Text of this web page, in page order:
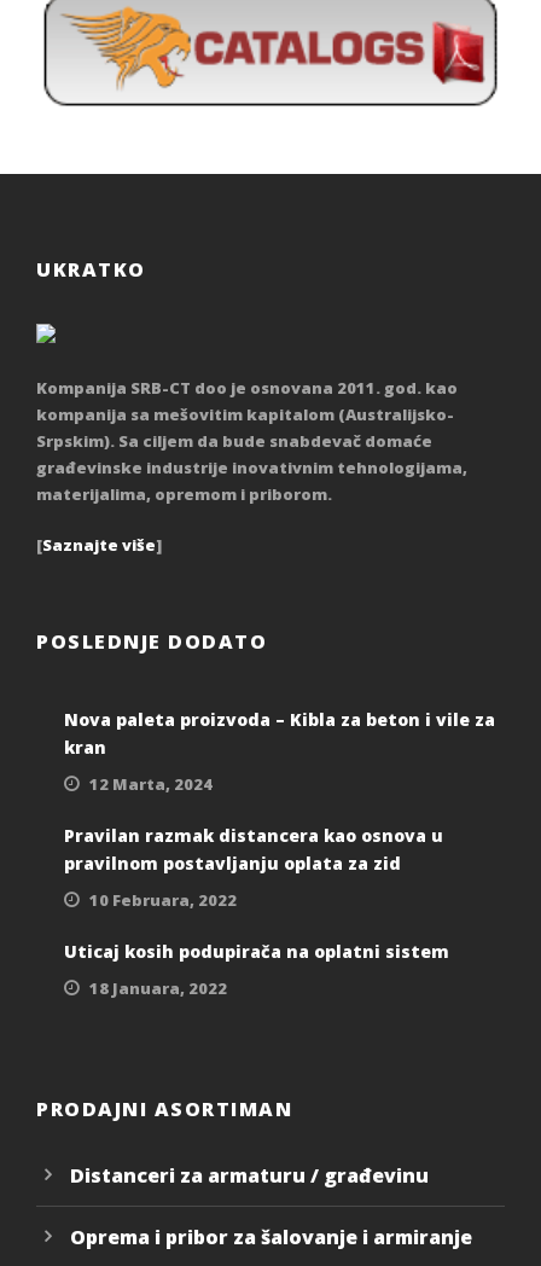
UKRATKO
Kompanija SRB-CT doo je osnovana 2011. god. kao
kompanija sa mešovitim kapitalom (Australijsko-
Srpskim). Sa ciljem da bude snabdevač domaće
građevinske industrije inovativnim tehnologijama,
materijalima, opremom i priborom.
[Saznajte više]
POSLEDNJE DODATO
Nova paleta proizvoda – Kibla za beton i vile za
kran
12 Marta, 2024
Pravilan razmak distancera kao osnova u
pravilnom postavljanju oplata za zid
10 Februara, 2022
Uticaj kosih podupirača na oplatni sistem
18 Januara, 2022
PRODAJNI ASORTIMAN
Distanceri za armaturu / građevinu
Oprema i pribor za šalovanje i armiranje